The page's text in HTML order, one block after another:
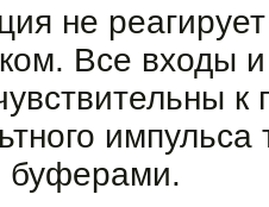
не
Все входы
к